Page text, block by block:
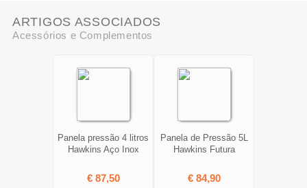
ARTIGOS ASSOCIADOS
Acessórios e Complementos
Panela pressão 4 litros
Hawkins Aço Inox
€ 87,50
Panela de Pressão 5L
Hawkins Futura
€ 84,90